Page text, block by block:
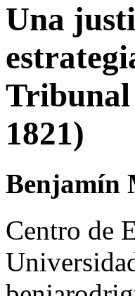
Una
Tribunal
1821)
Benjamín
Centro de